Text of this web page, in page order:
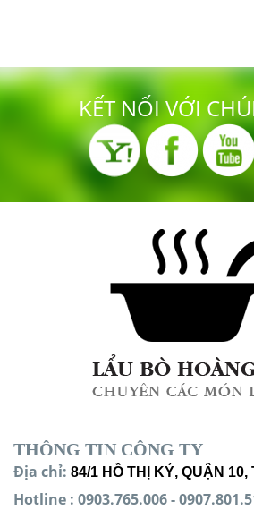
KẾT NỐI VỚI
THÔNG TIN CÔNG TY
Địa chỉ: 84/1 HỒ THỊ KỶ, QUẬN 10,
Hotline : 0903.765.006 -